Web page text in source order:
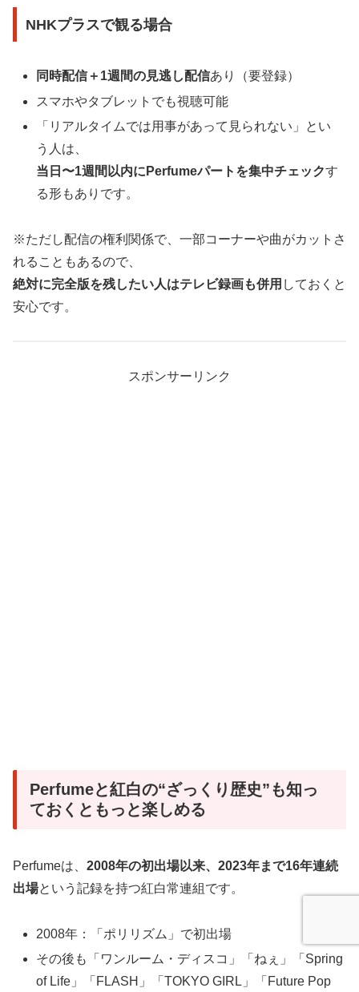
NHKプラスで観る場合
同時配信＋1週間の見逃し配信あり（要登録）
スマホやタブレットでも視聴可能
「リアルタイムでは用事があって見られない」とい
う人は、
当日〜1週間以内にPerfumeパートを集中チェックす
る形もありです。
※ただし配信の権利関係で、一部コーナーや曲がカットさ
れることもあるので、
絶対に完全版を残したい人はテレビ録画も併用 しておくと
安心です。
スポンサーリンク
Perfumeと紅白の“ざっくり歴史”も知っ
ておくともっと楽しめる
Perfumeは、 2008年の初出場以来、2023年まで16年連続
出場という記録を持つ紅白常連組です。
2008年：「ポリリズム」で初出場
その後も「ワンルーム・ディスコ」「ねぇ」「Spring
of Life」「FLASH」「TOKYO GIRL」「Future Pop